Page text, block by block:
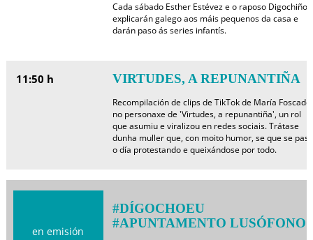
Cada sábado Esther Estévez e o raposo Digochiño
explicarán galego aos máis pequenos da casa e
darán paso ás series infantís.
11:50 h VIRTUDES, A REPUNANTIÑA
Recompilación de clips de TikTok de María Foscado,
no personaxe de 'Virtudes, a repunantiña', un rol
que asumiu e viralizou en redes sociais. Trátase
dunha muller que, con moito humor, se que se pasa
o día protestando e queixándose por todo.
en emisión
#DÍGOCHOEU
#APUNTAMENTO LUSÓFONO